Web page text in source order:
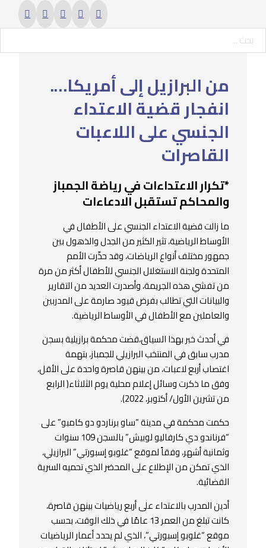
بحث ...
من البرازيل إلى أمريكا….
انفجار قضية الاعتداء
الجنسي على اللاعبات
القاصرات
*تكرار الاعتداءات في رياضة الجمباز
والمحاكم تستقبل الادعاءات
ما زالت قضية الاعتداء الجنسي على الأطفال في
الأوساط الرياضية، تثير الكثير من الجدل والذهول بين
جمهور مختلف أنواع الرياضات، وقد حذّرت الأمم
المتحدة ولجنة الاستغلال الجنسي للأطفال أكثر من مرة
من تفشي هذه الجريمة، وأصدرت العديد من التقارير
والبيانات التي تطالب بفرض قيود صارمة على المدربين
والعاملين مع الأطفال في الأوساط الرياضية.
في أحدث خبر بهذا السياق،قضت محكمة برازيلية بسجن
مدرب سابق في المنتخب البرازيلي للجمباز، بتهمة
اغتصاب أربع لاعبات، من بينهن قاصرة واحدة على الأقل،
وفق ما ذكرت وسائل إعلام محلية يوم الثلاثاء( الرابع
من تشرين الأول/ أكتوبر، 2022).
حكمت محكمة في مدينة “ساو برناردو دو كامبو” على
“فرناندو دي كارفاليو لوبيش” بالسجن 109 سنوات
وثمانية أشهر، وفقاً لموقع “غلوبو إسبورتي” البرازيلي،
الذي تمكن من الإطلاع على المحضر الذي تحميه السرية
القضائية.
أدين المدرب بالاعتداء على أربع رياضيات بينهن قاصرة،
كانت تبلغ من العمر 13 عامًا في ذلك الوقت، بحسب
موقع “غلوبو إسبورتي”، الذي لم يحدد أعمار الرياضيات